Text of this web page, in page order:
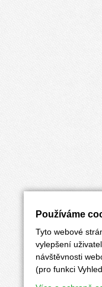
Používáme
Tyto webové
vylepšení
návštěvnosti
(pro funkci